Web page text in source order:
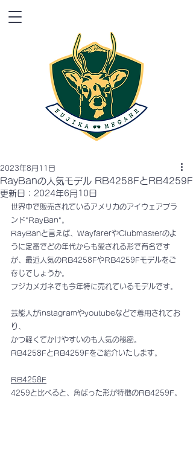
RayBanの人気モデル RB4258FとRB4259F
2023年8月11日
更新日： 2024年6月10日
世界中で販売されているアメリカのアイウェアブラ
ンド"RayBan"。
RayBanと言えば、WayfarerやClubmasterのよ
うに定番でどの年代からも愛される形で有名です
が、最近人気のRB4258FやRB4259Fモデルをご
存じでしょうか。
フジカメガネでも今年特に売れているモデルです。
芸能人がinstagramやyoutubeなどで着用されてお
り、
かつ軽くてかけやすいのも人気の秘密。
RB4258FとRB4259Fをご紹介いたします。
RB4258F
4259と比べると、角ばった形が特徴のRB4259F。